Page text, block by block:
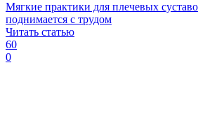
Мягкие практики для плечевых
поднимается с трудом
Читать статью
60
0